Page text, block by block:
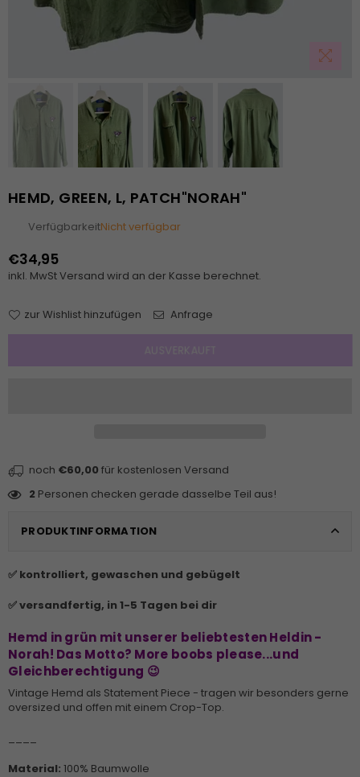
HEMD, GREEN, L, PATCH"NORAH"
VerfügbarkeitNicht verfügbar
Normaler
Preis
€34,95
inkl. MwStVersand wird an der Kasse berechnet.
zur Wishlist hinzufügen Anfrage
AUSVERKAUFT
noch €60,00 für kostenlosen Versand
2 Personen checken gerade dasselbe Teil aus!
PRODUKTINFORMATION
✅ kontrolliert, gewaschen und gebügelt
✅ versandfertig, in 1-5 Tagen bei dir
Hemd in grün mit unserer beliebtesten Heldin -
Norah! Das Motto? More boobs please...und
Gleichberechtigung 😉
Vintage Hemd als Statement Piece - tragen wir besonders gerne
oversized und offen mit einem Crop-Top.
Material: 100% Baumwolle